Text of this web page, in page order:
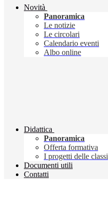
Novità
Panoramica
Le notizie
Le circolari
Calendario eventi
Albo online
Didattica
Panoramica
Offerta formativa
I progetti delle classi
Documenti utili
Contatti